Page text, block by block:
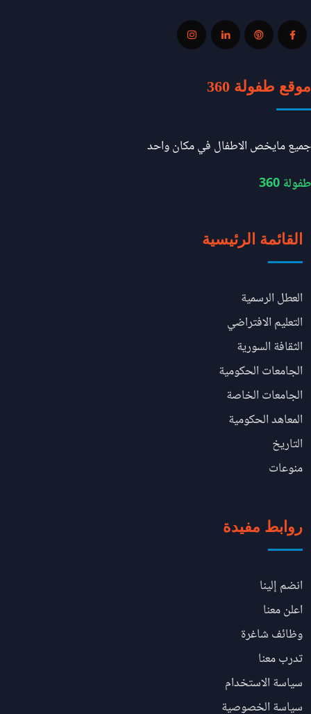
موقع طفولة 360
جميع مايخص الاطفال في مكان واحد
طفولة 360
القائمة الرئيسية
العطل الرسمية
التعليم الافتراضي
الثقافة السورية
الجامعات الحكومية
الجامعات الخاصة
المعاهد الحكومية
التاريخ
منوعات
روابط مفيدة
انضم إلينا
اعلن معنا
وظائف شاغرة
تدرب معنا
سياسة الاستخدام
سياسة الخصوصية